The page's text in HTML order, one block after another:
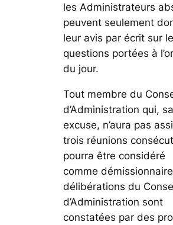
les Administrateurs
peuvent seulement
leur avis par écrit sur
questions portées à
du jour.
Tout membre du
d’Administration qui,
excuse, n’aura pas
trois réunions
pourra être considéré
comme
délibérations du
d’Administration sont
constatées par des